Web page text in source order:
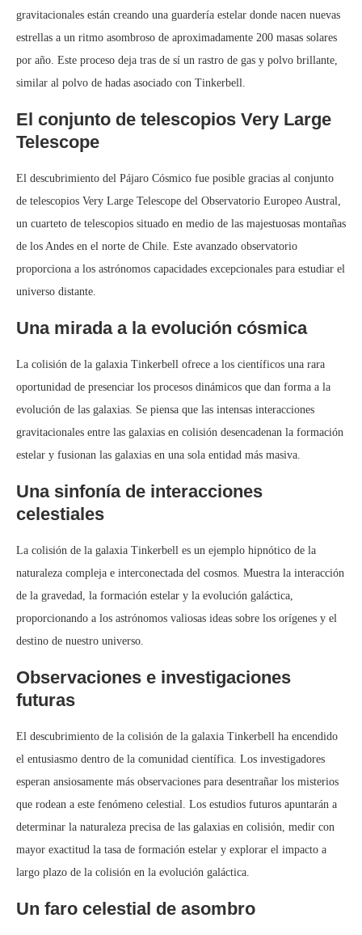
gravitacionales están creando una guardería estelar donde nacen nuevas
estrellas a un ritmo asombroso de aproximadamente 200 masas solares
por año. Este proceso deja tras de sí un rastro de gas y polvo brillante,
similar al polvo de hadas asociado con Tinkerbell.
El conjunto de telescopios Very Large
Telescope
El descubrimiento del Pájaro Cósmico fue posible gracias al conjunto
de telescopios Very Large Telescope del Observatorio Europeo Austral,
un cuarteto de telescopios situado en medio de las majestuosas montañas
de los Andes en el norte de Chile. Este avanzado observatorio
proporciona a los astrónomos capacidades excepcionales para estudiar el
universo distante.
Una mirada a la evolución cósmica
La colisión de la galaxia Tinkerbell ofrece a los científicos una rara
oportunidad de presenciar los procesos dinámicos que dan forma a la
evolución de las galaxias. Se piensa que las intensas interacciones
gravitacionales entre las galaxias en colisión desencadenan la formación
estelar y fusionan las galaxias en una sola entidad más masiva.
Una sinfonía de interacciones
celestiales
La colisión de la galaxia Tinkerbell es un ejemplo hipnótico de la
naturaleza compleja e interconectada del cosmos. Muestra la interacción
de la gravedad, la formación estelar y la evolución galáctica,
proporcionando a los astrónomos valiosas ideas sobre los orígenes y el
destino de nuestro universo.
Observaciones e investigaciones
futuras
El descubrimiento de la colisión de la galaxia Tinkerbell ha encendido
el entusiasmo dentro de la comunidad científica. Los investigadores
esperan ansiosamente más observaciones para desentrañar los misterios
que rodean a este fenómeno celestial. Los estudios futuros apuntarán a
determinar la naturaleza precisa de las galaxias en colisión, medir con
mayor exactitud la tasa de formación estelar y explorar el impacto a
largo plazo de la colisión en la evolución galáctica.
Un faro celestial de asombro